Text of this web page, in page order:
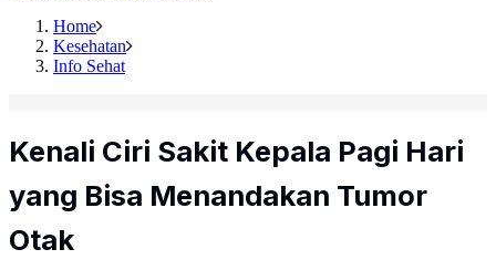
Home
Kesehatan
Info Sehat
Kenali Ciri Sakit Kepala Pagi Hari
yang Bisa Menandakan Tumor
Otak